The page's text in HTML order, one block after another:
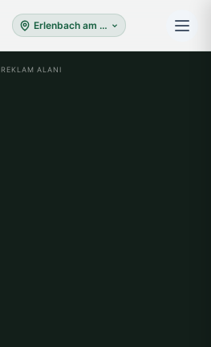
Erlenbach am Main
REKLAM ALANI